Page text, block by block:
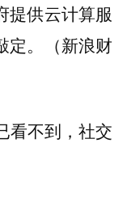
提供云计算服
定。（新浪财
看不到，社交